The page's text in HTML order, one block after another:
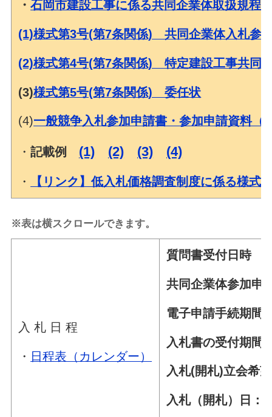
・石岡市建設工事に係る共同企業体取扱規程
(1)様式第3号(第7条関係) 共同企業体入札参
(2)様式第4号(第7条関係) 特定建設工事共同
(3)様式第5号(第7条関係) 委任状
(4)一般競争入札参加申請書・参加申請資料（
・記載例 (1) (2) (3) (4)
・ 【リンク】低入札価格調査制度に係る様式
※表は横スクロールできます。
入 札 日 程
・ 日程表（カレンダー）
質問書受付日
共同企業体参加
電子申請手続期
入札書の受付期
入札(開札)立会希
入札（開札）日：